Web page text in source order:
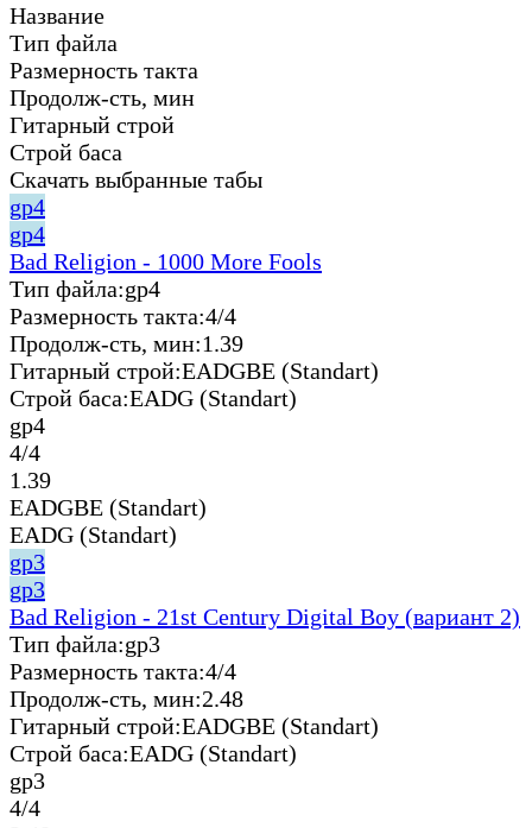
Название
Тип файла
Размерность такта
Продолж-сть, мин
Гитарный строй
Строй баса
Скачать выбранные табы
gp4
gp4
Bad Religion - 1000 More Fools
Тип файла:gp4
Размерность такта:4/4
Продолж-сть, мин:1.39
Гитарный строй:EADGBE (Standart)
Строй баса:EADG (Standart)
gp4
4/4
1.39
EADGBE (Standart)
EADG (Standart)
gp3
gp3
Bad Religion - 21st Century Digital Boy (вариант 2)
Тип файла:gp3
Размерность такта:4/4
Продолж-сть, мин:2.48
Гитарный строй:EADGBE (Standart)
Строй баса:EADG (Standart)
gp3
4/4